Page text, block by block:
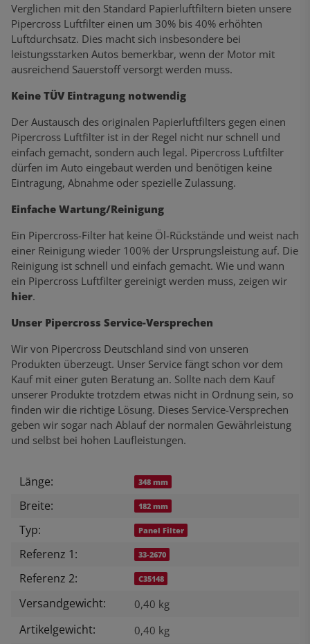
Verglichen mit den Standard Papierluftfiltern bieten unsere
Pipercross Luftfilter einen um 30% bis 40% erhöhten
Luftdurchsatz. Dies macht sich insbesondere bei
leistungsstarken Autos bemerkbar, wenn der Motor mit
ausreichend Sauerstoff versorgt werden muss.
Keine TÜV Eintragung notwendig
Der Austausch des originalen Papierluftfilters gegen einen
Pipercross Luftfilter ist in der Regel nicht nur schnell und
einfach gemacht, sondern auch legal. Pipercross Luftfilter
dürfen im Auto eingebaut werden und benötigen keine
Eintragung, Abnahme oder spezielle Zulassung.
Einfache Wartung/Reinigung
Ein Pipercross-Filter hat keine Öl-Rückstände und weist nach
einer Reinigung wieder 100% der Ursprungsleistung auf. Die
Reinigung ist schnell und einfach gemacht. Wie und wann
ein Pipercross Luftfilter gereinigt werden muss, zeigen wir
hier.
Unser Pipercross Service-Versprechen
Wir von Pipercross Deutschland sind von unseren
Produkten überzeugt. Unser Service fängt schon vor dem
Kauf mit einer guten Beratung an. Sollte nach dem Kauf
unserer Produkte trotzdem etwas nicht in Ordnung sein, so
finden wir die richtige Lösung. Dieses Service-Versprechen
geben wir sogar nach Ablauf der normalen Gewährleistung
und selbst bei hohen Laufleistungen.
Produkteigenschaft
Wert
Länge: 348 mm
Breite: 182 mm
Typ: Panel Filter
Referenz 1: 33-2670
Referenz 2: C35148
Versandgewicht: 0,40 kg
Artikelgewicht: 0,40 kg